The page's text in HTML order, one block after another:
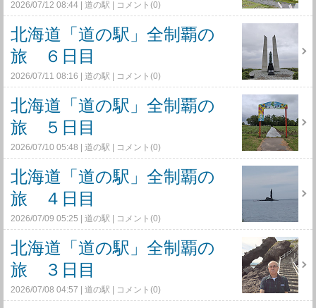
2026/07/12 08:44 道の駅 コメント(0)
北海道「道の駅」全制覇の
旅 ６日目
2026/07/11 08:16 道の駅 コメント(0)
北海道「道の駅」全制覇の
旅 ５日目
2026/07/10 05:48 道の駅 コメント(0)
北海道「道の駅」全制覇の
旅 ４日目
2026/07/09 05:25 道の駅 コメント(0)
北海道「道の駅」全制覇の
旅 ３日目
2026/07/08 04:57 道の駅 コメント(0)